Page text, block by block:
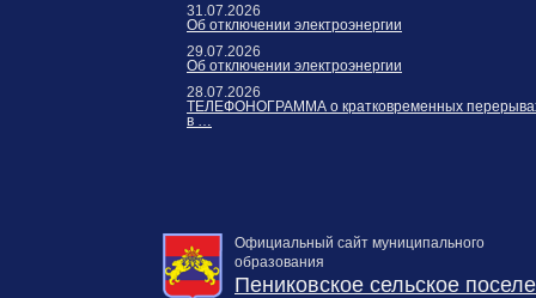
31.07.2026
Об отключении электроэнергии
29.07.2026
Об отключении электроэнергии
28.07.2026
ТЕЛЕФОНОГРАММА о кратковременных
в …
Официальный сайт муниципального
образования
Пениковское сельское